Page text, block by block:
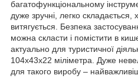
багатофункціональному
дуже зручні, легко складається,
витягується. Безпека
можна скласти і помістити в
актуально для туристичної
104x43x22 міліметра. Дуже
для такого виробу –